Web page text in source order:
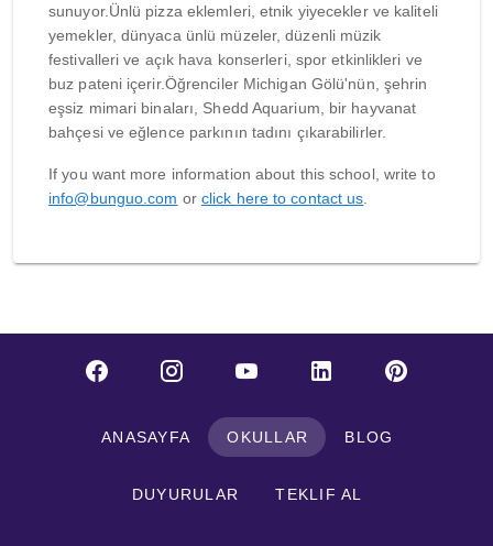
sunuyor.Ünlü pizza eklemleri, etnik yiyecekler ve kaliteli
yemekler, dünyaca ünlü müzeler, düzenli müzik
festivalleri ve açık hava konserleri, spor etkinlikleri ve
buz pateni içerir.Öğrenciler Michigan Gölü'nün, şehrin
eşsiz mimari binaları, Shedd Aquarium, bir hayvanat
bahçesi ve eğlence parkının tadını çıkarabilirler.
If you want more information about this school, write to
info@bunguo.com or click here to contact us
ANASAYFA OKULLAR BLOG
DUYURULAR TEKLIF AL